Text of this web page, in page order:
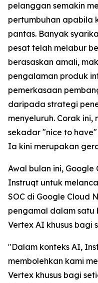
pelanggan semakin
pertumbuhan apabila
pantas. Banyak
pesat telah melabur
berasaskan amali,
pengalaman produk
pemerkasaan
daripada strategi
menyeluruh. Corak
sekadar "nice to
Ia kini merupakan
Awal bulan ini, Google
Instruqt untuk
SOC di Google Cloud
pengamal dalam satu
Vertex AI khusus bagi
"Dalam konteks AI,
membolehkan kami
Vertex khusus bagi